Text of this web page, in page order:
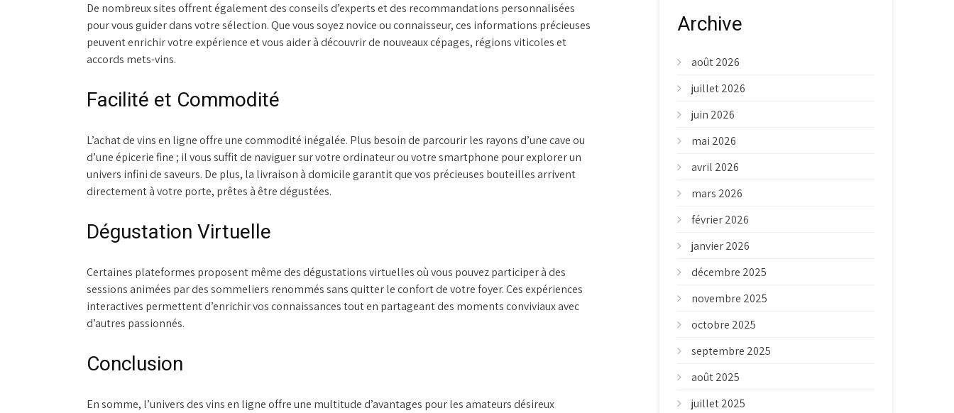
De nombreux sites offrent également des conseils d’experts et des recommandations personnalisées
pour vous guider dans votre sélection. Que vous soyez novice ou connaisseur, ces informations précieuses
peuvent enrichir votre expérience et vous aider à découvrir de nouveaux cépages, régions viticoles et
accords mets-vins.
Facilité et Commodité
L’achat de vins en ligne offre une commodité inégalée. Plus besoin de parcourir les rayons d’une cave ou
d’une épicerie fine ; il vous suffit de naviguer sur votre ordinateur ou votre smartphone pour explorer un
univers infini de saveurs. De plus, la livraison à domicile garantit que vos précieuses bouteilles arrivent
directement à votre porte, prêtes à être dégustées.
Dégustation Virtuelle
Certaines plateformes proposent même des dégustations virtuelles où vous pouvez participer à des
sessions animées par des sommeliers renommés sans quitter le confort de votre foyer. Ces expériences
interactives permettent d’enrichir vos connaissances tout en partageant des moments conviviaux avec
d’autres passionnés.
Conclusion
En somme, l’univers des vins en ligne offre une multitude d’avantages pour les amateurs désireux
Archive
août 2026
juillet 2026
juin 2026
mai 2026
avril 2026
mars 2026
février 2026
janvier 2026
décembre 2025
novembre 2025
octobre 2025
septembre 2025
août 2025
juillet 2025